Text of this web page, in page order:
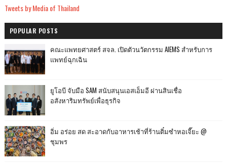
Tweets by Media of Thailand
POPULAR POSTS
คณะแพทยศาสตร์ สจล. เปิดตัวนวัตกรรม AIEMS สำหรับการ
แพทย์ฉุกเฉิน
ยูโอบี จับมือ SAM สนับสนุนเอสเอ็มอี ผ่านสินเชื่อ
อสังหาริมทรัพย์เพื่อธุรกิจ
อิ่ม อร่อย สด สะอาดกับอาหารเช้าที่ร้านติ๋มซำหอเจี๊ยะ @
ชุมพร